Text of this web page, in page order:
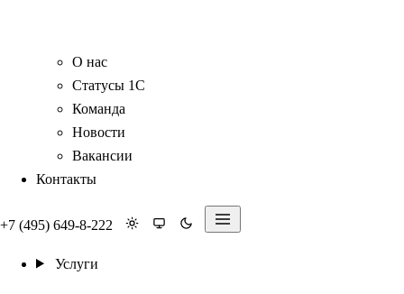
О нас
Статусы 1С
Команда
Новости
Вакансии
Контакты
+7 (495) 649-8-222
Услуги